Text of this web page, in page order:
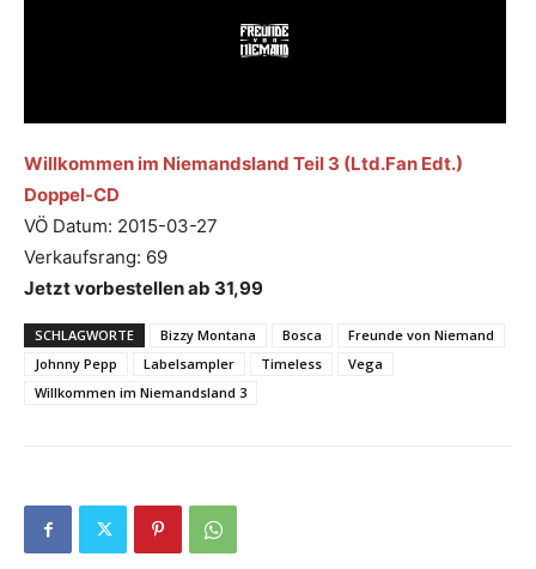
Willkommen im Niemandsland Teil 3 (Ltd.Fan Edt.)
Doppel-CD
VÖ Datum: 2015-03-27
Verkaufsrang: 69
Jetzt vorbestellen ab 31,99
SCHLAGWORTE Bizzy Montana Bosca
Freunde von Niemand
Johnny Pepp
Labelsampler Timeless
Vega
Willkommen im Niemandsland 3